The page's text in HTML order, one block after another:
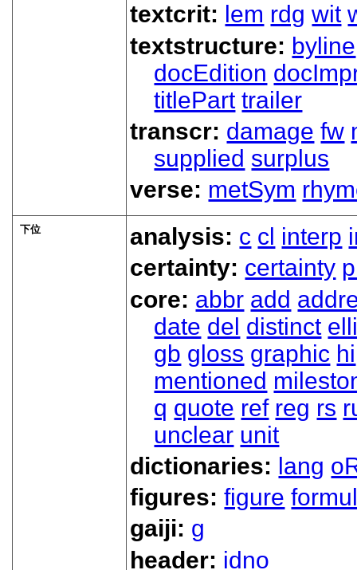
textcrit: lem rdg wit
textstructure: byline
docEdition
titlePart trailer
transcr: damage fw
supplied surplus
verse: metSym
下位 analysis: c cl interp
certainty: certainty
core: abbr add
date del distinct
gb gloss graphic hi
mentioned
q quote ref reg rs
unclear unit
dictionaries: lang
figures:figure
gaiji: g
header: idno